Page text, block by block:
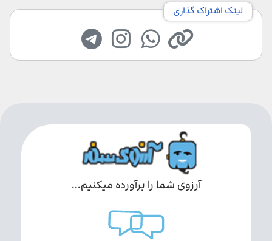
لینک اشتراک گذاری
آرزوی شما را برآورده میکنیم...